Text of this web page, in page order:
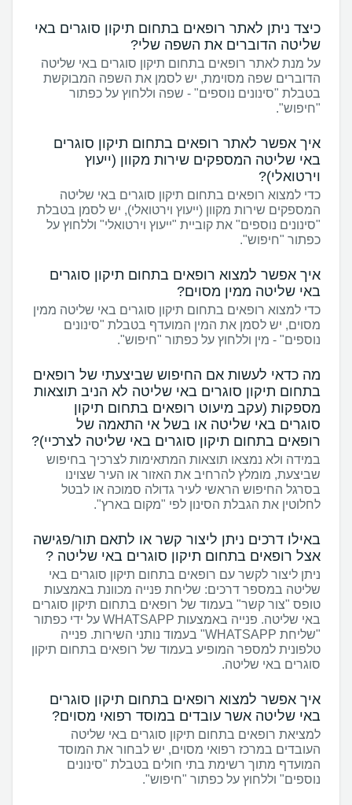
כיצד ניתן לאתר רופאים בתחום תיקון סוגרים באי
שליטה הדוברים את השפה שלי?
על מנת לאתר רופאים בתחום תיקון סוגרים באי שליטה
הדוברים שפה מסוימת, יש לסמן את השפה המבוקשת
בטבלת "סינונים נוספים" - שפה וללחוץ על כפתור
"חיפוש".
איך אפשר לאתר רופאים בתחום תיקון סוגרים
באי שליטה המספקים שירות מקוון (ייעוץ
וירטואלי)?
כדי למצוא רופאים בתחום תיקון סוגרים באי שליטה
המספקים שירות מקוון (ייעוץ וירטואלי), יש לסמן בטבלת
"סינונים נוספים" את קוביית "ייעוץ וירטואלי" וללחוץ על
כפתור "חיפוש".
איך אפשר למצוא רופאים בתחום תיקון סוגרים
באי שליטה ממין מסוים?
כדי למצוא רופאים בתחום תיקון סוגרים באי שליטה ממין
מסוים, יש לסמן את המין המועדף בטבלת "סינונים
נוספים" - מין וללחוץ על כפתור "חיפוש".
מה כדאי לעשות אם החיפוש שביצעתי של רופאים
בתחום תיקון סוגרים באי שליטה לא הניב תוצאות
מספקות (עקב מיעוט רופאים בתחום תיקון
סוגרים באי שליטה או בשל אי התאמה של
רופאים בתחום תיקון סוגרים באי שליטה לצרכיי)?
במידה ולא נמצאו תוצאות המתאימות לצרכיך בחיפוש
שביצעת, מומלץ להרחיב את האזור או העיר שצוינו
בסרגל החיפוש הראשי לעיר גדולה סמוכה או לבטל
לחלוטין את הגבלת הסינון לפי "מקום בארץ".
באילו דרכים ניתן ליצור קשר או לתאם תור/פגישה
אצל רופאים בתחום תיקון סוגרים באי שליטה ?
ניתן ליצור לקשר עם רופאים בתחום תיקון סוגרים באי
שליטה במספר דרכים: שליחת פנייה מכוונת באמצעות
טופס "צור קשר" בעמוד של רופאים בתחום תיקון סוגרים
באי שליטה. פנייה באמצעות WHATSAPP על ידי כפתור
"שליחת WHATSAPP" בעמוד נותני השירות. פנייה
טלפונית למספר המופיע בעמוד של רופאים בתחום תיקון
סוגרים באי שליטה.
איך אפשר למצוא רופאים בתחום תיקון סוגרים
באי שליטה אשר עובדים במוסד רפואי מסוים?
למציאת רופאים בתחום תיקון סוגרים באי שליטה
העובדים במרכז רפואי מסוים, יש לבחור את המוסד
המועדף מתוך רשימת בתי חולים בטבלת "סינונים
נוספים" וללחוץ על כפתור "חיפוש".